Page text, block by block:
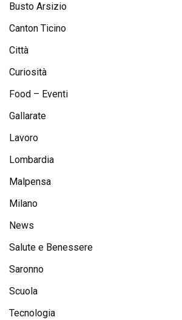
Busto Arsizio
Canton Ticino
Città
Curiosità
Food – Eventi
Gallarate
Lavoro
Lombardia
Malpensa
Milano
News
Salute e Benessere
Saronno
Scuola
Tecnologia